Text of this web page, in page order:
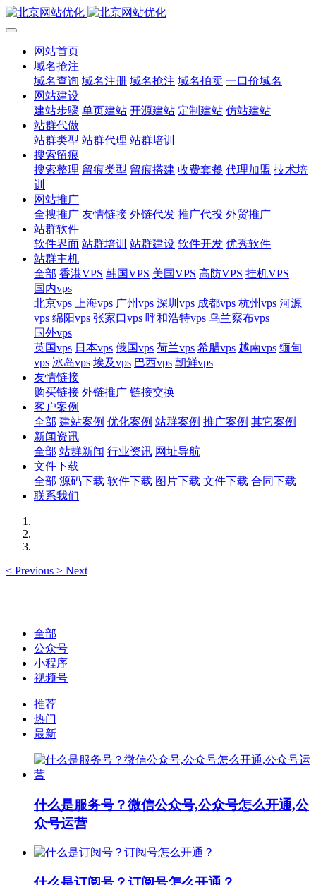
网站首页
域名抢注
域名查询 域名注册 域名抢注 域名拍卖 一口价域名
网站建设
建站步骤 单页建站 开源建站 定制建站 仿站建站
站群代做
站群类型 站群代理 站群培训
搜索留痕
搜索整理 留痕类型 留痕搭建 收费套餐 代理加盟 技术培
训
网站推广
全搜推广 友情链接 外链代发 推广代投 外贸推广
站群软件
软件界面 站群培训 站群建设 软件开发 优秀软件
站群主机
全部 香港VPS 韩国VPS 美国VPS 高防VPS 挂机VPS
国内vps
北京vps
上海vps 广州vps 深圳vps 成都vps 杭州vps 河源
vps 绵阳vps 张家口vps 呼和浩特vps 乌兰察布vps
国外vps
英国vps 日本vps 俄国vps 荷兰vps 希腊vps 越南vps 缅甸
vps 冰岛vps 埃及vps 巴西vps 朝鲜vps
友情链接
购买链接 外链推广 链接交换
客户案例
全部 建站案例 优化案例 站群案例 推广案例 其它案例
新闻资讯
全部 站群新闻 行业资讯 网址导航
文件下载
全部 源码下载 软件下载 图片下载 文件下载 合同下载
联系我们
< Previous > Next
全部
公众号
小程序
视频号
推荐
热门
最新
什么是服务号？微信公众号,公众号怎么开通,公
众号运营